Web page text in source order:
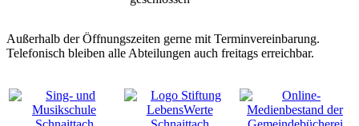
Außerhalb der Öffnungszeiten gerne mit Terminvereinbarung.
Telefonisch bleiben alle Abteilungen auch freitags erreichbar.